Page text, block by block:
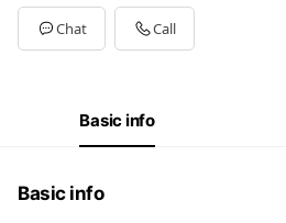
Chat Call
Basic info
Basic info